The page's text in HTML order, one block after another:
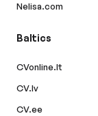
Nelisa.com
Baltics
CVonline.lt
CV.lv
CV.ee